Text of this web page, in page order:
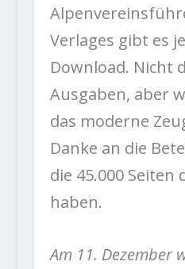
Verlages gibt es
Download. Nicht
Ausgaben, aber
das moderne
Danke an die
die 45.000 Seiten
haben.
Am 11. Dezember